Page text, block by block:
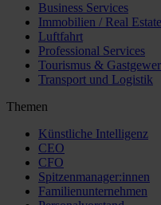
Business Services
Immobilien / Real
Luftfahrt
Professional Services
Tourismus &
Transport und Logistik
Themen
Künstliche Intelligenz
CEO
CFO
Spitzenmanager:innen
Familienunternehmen